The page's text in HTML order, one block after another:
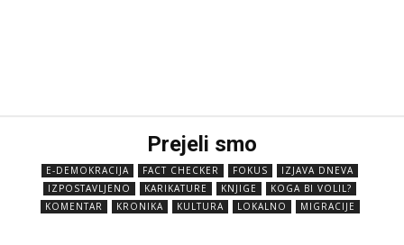
Prejeli smo
E-DEMOKRACIJA FACT CHECKER FOKUS
IZJAVA DNEVA
IZPOSTAVLJENO
KARIKATURE KNJIGE
KOGA BI VOLIL?
KOMENTAR
KRONIKA KULTURA LOKALNO MIGRACIJE